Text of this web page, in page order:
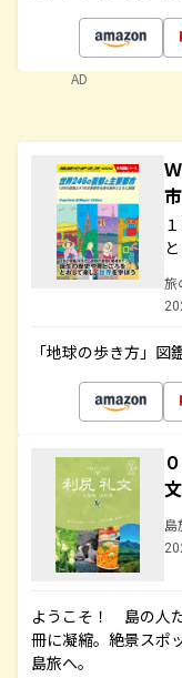
AD
旅
「地球の歩き方」図
島
ようこそ！ 島の人
冊に凝縮。絶景スポ
島旅へ。